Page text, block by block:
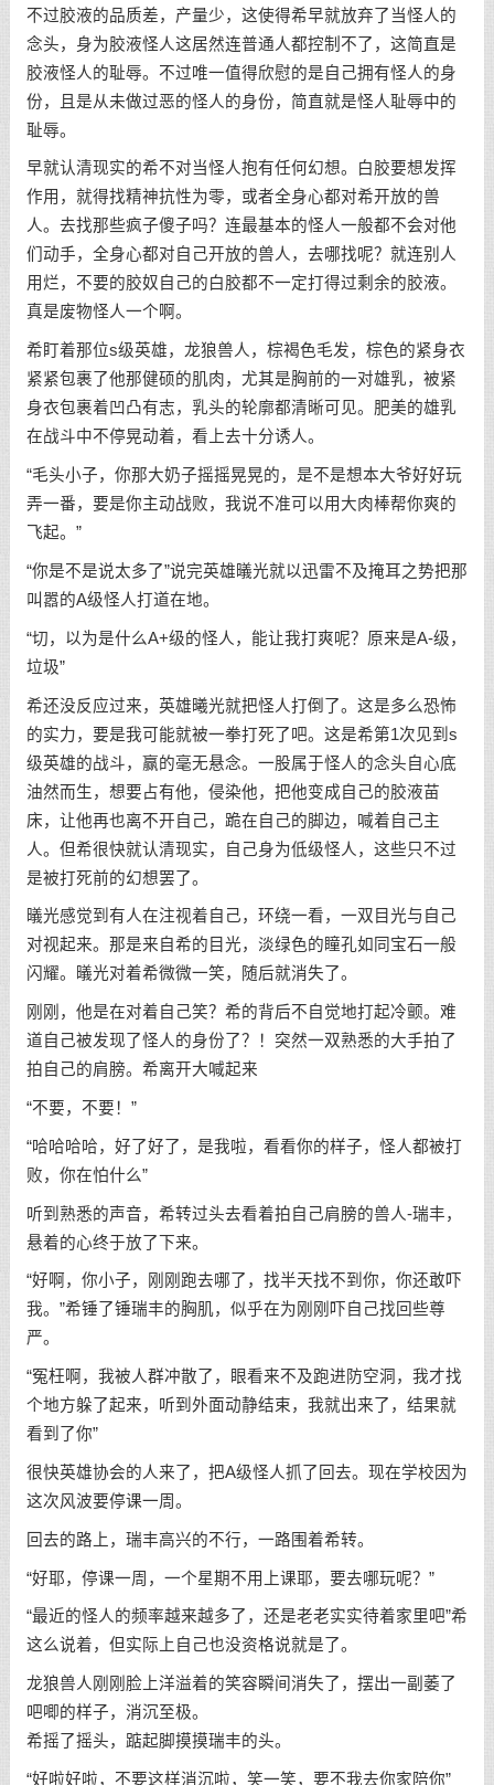
不过胶液的品质差，产量少，这使得希早就放弃了当怪人的
念头，身为胶液怪人这居然连普通人都控制不了，这简直是
胶液怪人的耻辱。不过唯一值得欣慰的是自己拥有怪人的身
份，且是从未做过恶的怪人的身份，简直就是怪人耻辱中的
耻辱。
早就认清现实的希不对当怪人抱有任何幻想。白胶要想发挥
作用，就得找精神抗性为零，或者全身心都对希开放的兽
人。去找那些疯子傻子吗？连最基本的怪人一般都不会对他
们动手，全身心都对自己开放的兽人，去哪找呢？就连别人
用烂，不要的胶奴自己的白胶都不一定打得过剩余的胶液。
真是废物怪人一个啊。
希盯着那位s级英雄，龙狼兽人，棕褐色毛发，棕色的紧身衣
紧紧包裹了他那健硕的肌肉，尤其是胸前的一对雄乳，被紧
身衣包裹着凹凸有志，乳头的轮廓都清晰可见。肥美的雄乳
在战斗中不停晃动着，看上去十分诱人。
“毛头小子，你那大奶子摇摇晃晃的，是不是想本大爷好好玩
弄一番，要是你主动战败，我说不准可以用大肉棒帮你爽的
飞起。”
“你是不是说太多了”说完英雄㬢光就以迅雷不及掩耳之势把那
叫嚣的A级怪人打道在地。
“切，以为是什么A+级的怪人，能让我打爽呢？原来是A-级，
垃圾”
希还没反应过来，英雄曦光就把怪人打倒了。这是多么恐怖
的实力，要是我可能就被一拳打死了吧。这是希第1次见到s
级英雄的战斗，赢的毫无悬念。一股属于怪人的念头自心底
油然而生，想要占有他，侵染他，把他变成自己的胶液苗
床，让他再也离不开自己，跪在自己的脚边，喊着自己主
人。但希很快就认清现实，自己身为低级怪人，这些只不过
是被打死前的幻想罢了。
㬢光感觉到有人在注视着自己，环绕一看，一双目光与自己
对视起来。那是来自希的目光，淡绿色的瞳孔如同宝石一般
闪耀。㬢光对着希微微一笑，随后就消失了。
刚刚，他是在对着自己笑？希的背后不自觉地打起冷颤。难
道自己被发现了怪人的身份了？！突然一双熟悉的大手拍了
拍自己的肩膀。希离开大喊起来
“不要，不要！”
“哈哈哈哈，好了好了，是我啦，看看你的样子，怪人都被打
败，你在怕什么”
听到熟悉的声音，希转过头去看着拍自己肩膀的兽人-瑞丰，
悬着的心终于放了下来。
“好啊，你小子，刚刚跑去哪了，找半天找不到你，你还敢吓
我。”希锤了锤瑞丰的胸肌，似乎在为刚刚吓自己找回些尊
严。
“冤枉啊，我被人群冲散了，眼看来不及跑进防空洞，我才找
个地方躲了起来，听到外面动静结束，我就出来了，结果就
看到了你”
很快英雄协会的人来了，把A级怪人抓了回去。现在学校因为
这次风波要停课一周。
回去的路上，瑞丰高兴的不行，一路围着希转。
“好耶，停课一周，一个星期不用上课耶，要去哪玩呢？”
“最近的怪人的频率越来越多了，还是老老实实待着家里吧”希
这么说着，但实际上自己也没资格说就是了。
龙狼兽人刚刚脸上洋溢着的笑容瞬间消失了，摆出一副萎了
吧唧的样子，消沉至极。
希摇了摇头，踮起脚摸摸瑞丰的头。
“好啦好啦，不要这样消沉啦，笑一笑，要不我去你家陪你”